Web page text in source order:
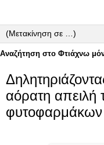
Αναζήτηση στο Φτιάχνω
αόρατη απειλή
φυτοφαρμάκων